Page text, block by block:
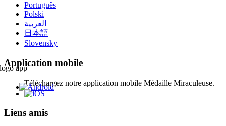
Português
Polski
العربية
日本語
Slovensky
Application mobile
Téléchargez notre application mobile Médaille Miraculeuse.
Liens amis